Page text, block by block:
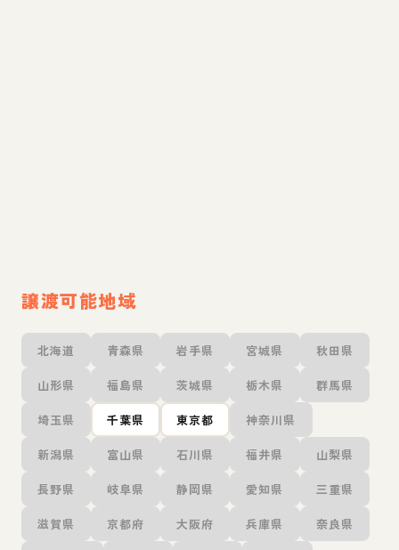
譲渡可能地域
北海道 青森県 岩手県 宮城県 秋田県
山形県 福島県 茨城県 栃木県 群馬県
埼玉県 千葉県 東京都 神奈川県
新潟県 富山県 石川県 福井県 山梨県
長野県 岐阜県 静岡県 愛知県 三重県
滋賀県 京都府 大阪府 兵庫県 奈良県